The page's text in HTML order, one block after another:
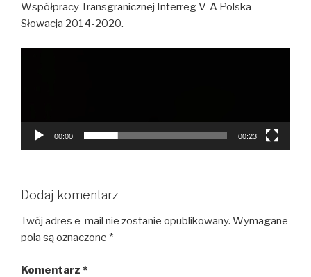
Współpracy Transgranicznej Interreg V-A Polska-
Słowacja 2014-2020.
00:00 00:23
Dodaj komentarz
Twój adres e-mail nie zostanie opublikowany. Wymagane
pola są oznaczone *
Komentarz *